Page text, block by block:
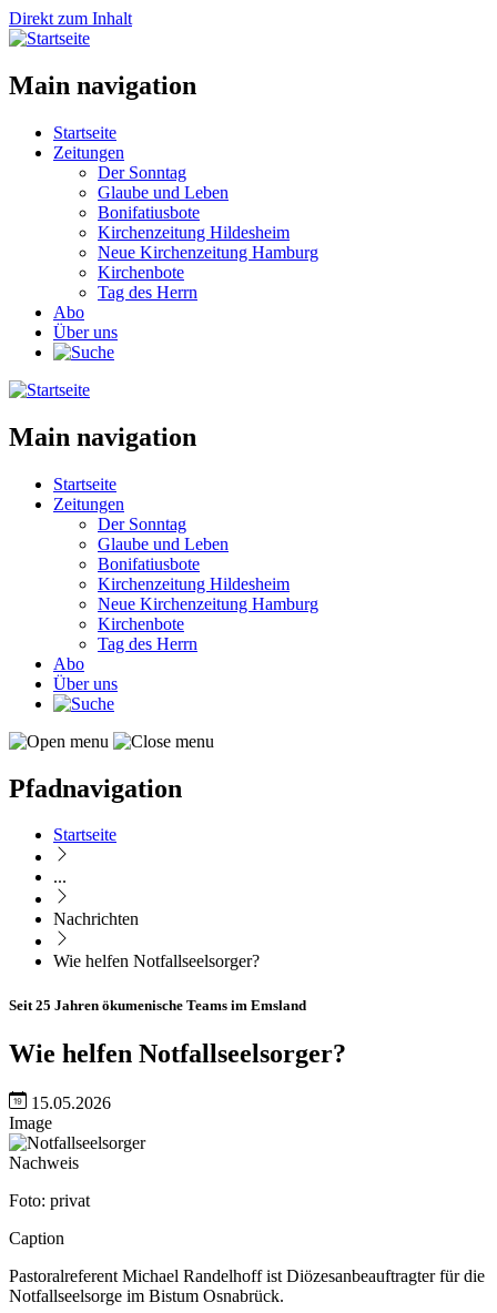
Direkt zum Inhalt
Main navigation
Startseite
Zeitungen
Der Sonntag
Glaube und Leben
Bonifatiusbote
Kirchenzeitung Hildesheim
Neue Kirchenzeitung Hamburg
Kirchenbote
Tag des Herrn
Abo
Über uns
Main navigation
Startseite
Zeitungen
Der Sonntag
Glaube und Leben
Bonifatiusbote
Kirchenzeitung Hildesheim
Neue Kirchenzeitung Hamburg
Kirchenbote
Tag des Herrn
Abo
Über uns
Pfadnavigation
Startseite
...
Nachrichten
Wie helfen Notfallseelsorger?
Seit 25 Jahren ökumenische Teams im Emsland
Wie helfen Notfallseelsorger?
15.05.2026
Image
Nachweis
Foto: privat
Caption
Pastoralreferent Michael Randelhoff ist Diözesanbeauftragter für die
Notfallseelsorge im Bistum Osnabrück.